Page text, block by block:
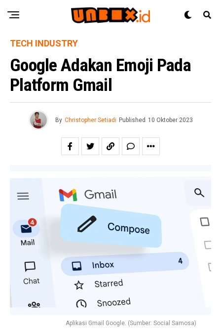
TECH INDUSTRY
Google Adakan Emoji Pada
Platform Gmail
By Christopher Setiadi Published 10 Oktober 2023
Aplikasi Gmail Google. (Sumber: Social Samosa)